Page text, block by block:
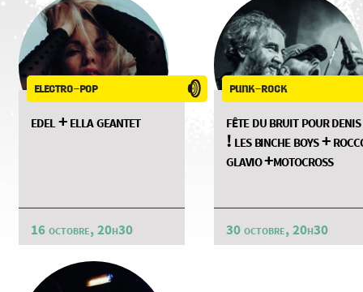
electro-pop
edel + ella geantet
16 octobre, 20h30
punk-rock
fête du bruit pour denis
! les binche boys +
glavio +motocross
30 octobre, 20h30